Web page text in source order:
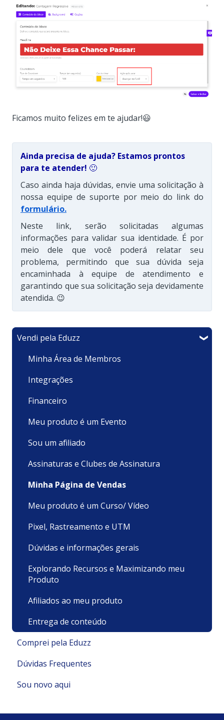
Ficamos muito felizes em te ajudar!😃
Ainda precisa de ajuda? Estamos prontos
para te atender! 🙂
Caso ainda haja dúvidas, envie uma solicitação à
nossa equipe de suporte por meio do link do
formulário.
Neste link, serão solicitadas algumas
informações para validar sua identidade. É por
meio dele que você poderá relatar seu
problema, permitindo que sua dúvida seja
encaminhada à equipe de atendimento e
garantindo que sua solicitação seja devidamente
atendida. 😉
Vendi pela Eduzz
Minha Área de Membros
Integrações
Financeiro
Meu produto é um Evento
Sou um afiliado
Assinaturas e Clubes de Assinatura
Minha Página de Vendas
Meu produto é um Curso/ Vídeo
Pixel, Rastreamento e UTM
Dúvidas e informações gerais
Explorando Recursos e Maximizando meu
Produto
Afiliados ao meu produto
Entrega de conteúdo
Comprei pela Eduzz
Suporte Técnico
Pagamentos e Faturamento
Dúvidas Frequentes
Pagamento
Sou novo aqui